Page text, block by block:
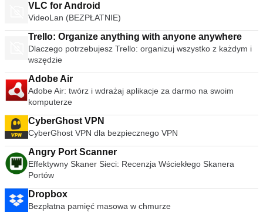
VLC for Android
VideoLan (BEZPŁATNIE)
Trello: Organize anything with anyone anywhere
Dlaczego potrzebujesz Trello: organizuj wszystko z każdym i
wszędzie
Adobe Air
Adobe Air: twórz i wdrażaj aplikacje za darmo na swoim
komputerze
CyberGhost VPN
CyberGhost VPN dla bezpiecznego VPN
Angry Port Scanner
Effektywny Skaner Sieci: Recenzja Wściekłego Skanera
Portów
Dropbox
Bezpłatna pamięć masowa w chmurze